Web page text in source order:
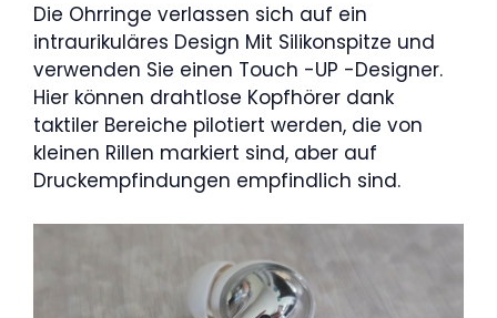
Die Ohrringe verlassen sich auf ein
intraurikuläres Design Mit Silikonspitze und
verwenden Sie einen Touch -UP -Designer.
Hier können drahtlose Kopfhörer dank
taktiler Bereiche pilotiert werden, die von
kleinen Rillen markiert sind, aber auf
Druckempfindungen empfindlich sind.